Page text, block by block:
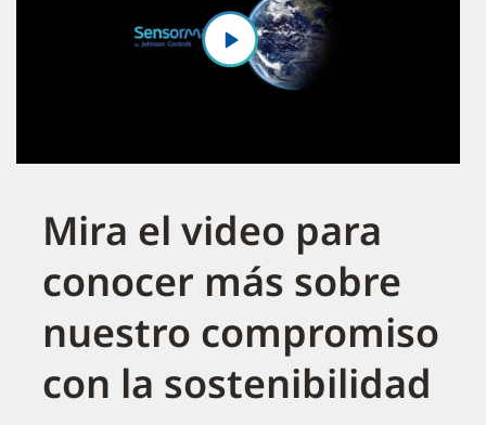
Mira el video para
conocer más sobre
nuestro compromiso
con la sostenibilidad